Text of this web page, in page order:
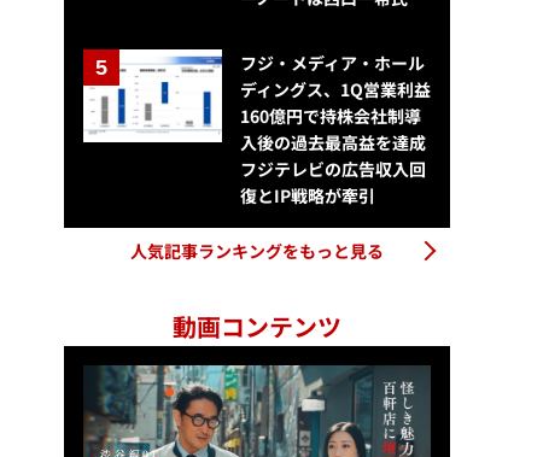
フジ・メディア・ホール
ディングス、1Q営業利益
160億円で持株会社制導
入後の過去最高益を達成
フジテレビの広告収入回
復とIP戦略が牽引
人気記事ランキングをもっと見る
動画コンテンツ